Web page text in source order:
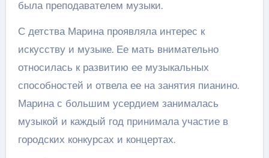
была преподавателем музыки.
С детства Марина проявляла интерес к
искусству и музыке. Ее мать внимательно
относилась к развитию ее музыкальных
способностей и отвела ее на занятия пианино.
Марина с большим усердием занималась
музыкой и каждый год принимала участие в
городских конкурсах и концертах.